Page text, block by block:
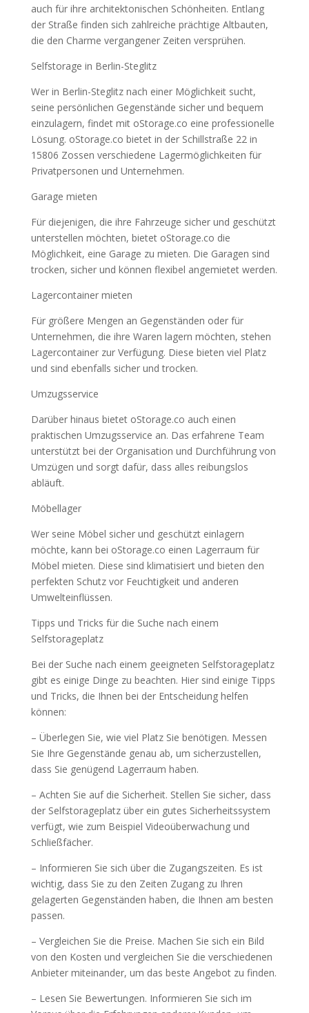
auch für ihre architektonischen Schönheiten. Entlang
der Straße finden sich zahlreiche prächtige Altbauten,
die den Charme vergangener Zeiten versprühen.
Selfstorage in Berlin-Steglitz
Wer in Berlin-Steglitz nach einer Möglichkeit sucht,
seine persönlichen Gegenstände sicher und bequem
einzulagern, findet mit oStorage.co eine professionelle
Lösung. oStorage.co bietet in der Schillstraße 22 in
15806 Zossen verschiedene Lagermöglichkeiten für
Privatpersonen und Unternehmen.
Garage mieten
Für diejenigen, die ihre Fahrzeuge sicher und geschützt
unterstellen möchten, bietet oStorage.co die
Möglichkeit, eine Garage zu mieten. Die Garagen sind
trocken, sicher und können flexibel angemietet werden.
Lagercontainer mieten
Für größere Mengen an Gegenständen oder für
Unternehmen, die ihre Waren lagern möchten, stehen
Lagercontainer zur Verfügung. Diese bieten viel Platz
und sind ebenfalls sicher und trocken.
Umzugsservice
Darüber hinaus bietet oStorage.co auch einen
praktischen Umzugsservice an. Das erfahrene Team
unterstützt bei der Organisation und Durchführung von
Umzügen und sorgt dafür, dass alles reibungslos
abläuft.
Möbellager
Wer seine Möbel sicher und geschützt einlagern
möchte, kann bei oStorage.co einen Lagerraum für
Möbel mieten. Diese sind klimatisiert und bieten den
perfekten Schutz vor Feuchtigkeit und anderen
Umwelteinflüssen.
Tipps und Tricks für die Suche nach einem
Selfstorageplatz
Bei der Suche nach einem geeigneten Selfstorageplatz
gibt es einige Dinge zu beachten. Hier sind einige Tipps
und Tricks, die Ihnen bei der Entscheidung helfen
können:
– Überlegen Sie, wie viel Platz Sie benötigen. Messen
Sie Ihre Gegenstände genau ab, um sicherzustellen,
dass Sie genügend Lagerraum haben.
– Achten Sie auf die Sicherheit. Stellen Sie sicher, dass
der Selfstorageplatz über ein gutes Sicherheitssystem
verfügt, wie zum Beispiel Videoüberwachung und
Schließfächer.
– Informieren Sie sich über die Zugangszeiten. Es ist
wichtig, dass Sie zu den Zeiten Zugang zu Ihren
gelagerten Gegenständen haben, die Ihnen am besten
passen.
– Vergleichen Sie die Preise. Machen Sie sich ein Bild
von den Kosten und vergleichen Sie die verschiedenen
Anbieter miteinander, um das beste Angebot zu finden.
– Lesen Sie Bewertungen. Informieren Sie sich im